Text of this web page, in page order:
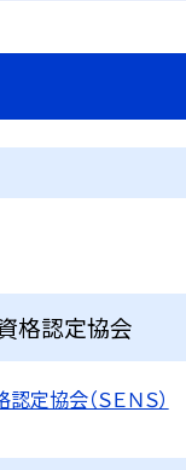
格認定協会
定協会（ＳＥＮＳ）